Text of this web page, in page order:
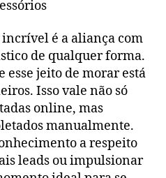
incrível é a aliança com
de qualquer forma.
esse jeito de morar está
Isso vale não só
online, mas
manualmente.
a respeito
leads ou impulsionar